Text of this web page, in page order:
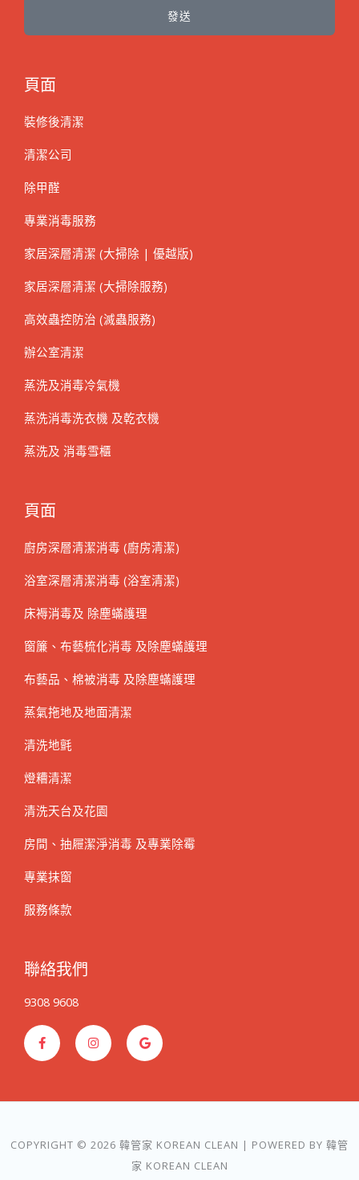
發送
頁面
裝修後清潔
清潔公司
除甲醛
專業消毒服務
家居深層清潔 (大掃除 | 優越版)
家居深層清潔 (大掃除服務)
高效蟲控防治 (滅蟲服務)
辦公室清潔
蒸洗及消毒冷氣機
蒸洗消毒洗衣機 及乾衣機
蒸洗及 消毒雪櫃
頁面
廚房深層清潔消毒 (廚房清潔)
浴室深層清潔消毒 (浴室清潔)
床褥消毒及 除塵蟎護理
窗簾、布藝梳化消毒 及除塵蟎護理
布藝品、棉被消毒 及除塵蟎護理
蒸氣拖地及地面清潔
清洗地氈
燈糟清潔
清洗天台及花園
房間、抽屜潔淨消毒 及專業除霉
專業抹窗
服務條款
聯絡我們
9308 9608
F
a
c
e
o
f
I
n
s
t
r
G
o
o
g
COPYRIGHT © 2026 韓管家 KOREAN CLEAN | POWERED BY 韓管
家 KOREAN CLEAN